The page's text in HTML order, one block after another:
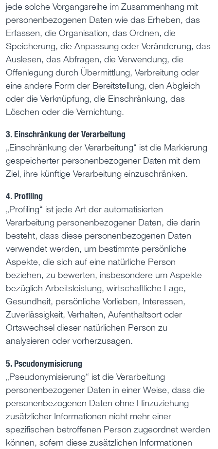
jede solche Vorgangsreihe im Zusammenhang mit
personenbezogenen Daten wie das Erheben, das
Erfassen, die Organisation, das Ordnen, die
Speicherung, die Anpassung oder Veränderung, das
Auslesen, das Abfragen, die Verwendung, die
Offenlegung durch Übermittlung, Verbreitung oder
eine andere Form der Bereitstellung, den Abgleich
oder die Verknüpfung, die Einschränkung, das
Löschen oder die Vernichtung.
3. Einschränkung der Verarbeitung
„Einschränkung der Verarbeitung“ ist die Markierung
gespeicherter personenbezogener Daten mit dem
Ziel, ihre künftige Verarbeitung einzuschränken.
4. Profiling
„Profiling“ ist jede Art der automatisierten
Verarbeitung personenbezogener Daten, die darin
besteht, dass diese personenbezogenen Daten
verwendet werden, um bestimmte persönliche
Aspekte, die sich auf eine natürliche Person
beziehen, zu bewerten, insbesondere um Aspekte
bezüglich Arbeitsleistung, wirtschaftliche Lage,
Gesundheit, persönliche Vorlieben, Interessen,
Zuverlässigkeit, Verhalten, Aufenthaltsort oder
Ortswechsel dieser natürlichen Person zu
analysieren oder vorherzusagen.
5. Pseudonymisierung
„Pseudonymisierung“ ist die Verarbeitung
personenbezogener Daten in einer Weise, dass die
personenbezogenen Daten ohne Hinzuziehung
zusätzlicher Informationen nicht mehr einer
spezifischen betroffenen Person zugeordnet werden
können, sofern diese zusätzlichen Informationen